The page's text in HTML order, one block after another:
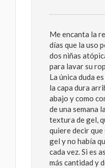
Me encanta la
días que la uso
dos niñas
para lavar su
La única duda
la capa dura
abajo y como
de una semana
textura de gel,
quiere decir que
gel y no había
cada vez. Si es
más cantidad y